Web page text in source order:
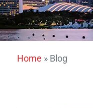
Home » Blog